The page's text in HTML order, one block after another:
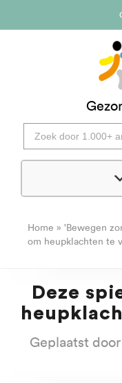
Home » 'Bewegen
om heupklachten te
Deze
Geplaatst door